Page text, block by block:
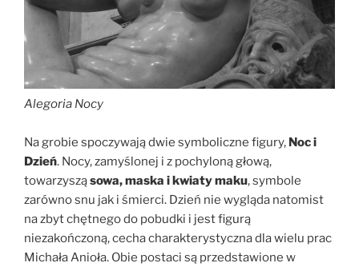
Alegoria Nocy
Na grobie spoczywają dwie symboliczne figury, Noc i
Dzień. Nocy, zamyślonej i z pochyloną głową,
towarzysząsowa, maska i kwiaty maku, symbole
zarówno snu jak i śmierci. Dzień nie wygląda natomist
na zbyt chętnego do pobudki i jest figurą
niezakończoną, cecha charakterystyczna dla wielu prac
Michała Anioła. Obie postaci są przedstawione w